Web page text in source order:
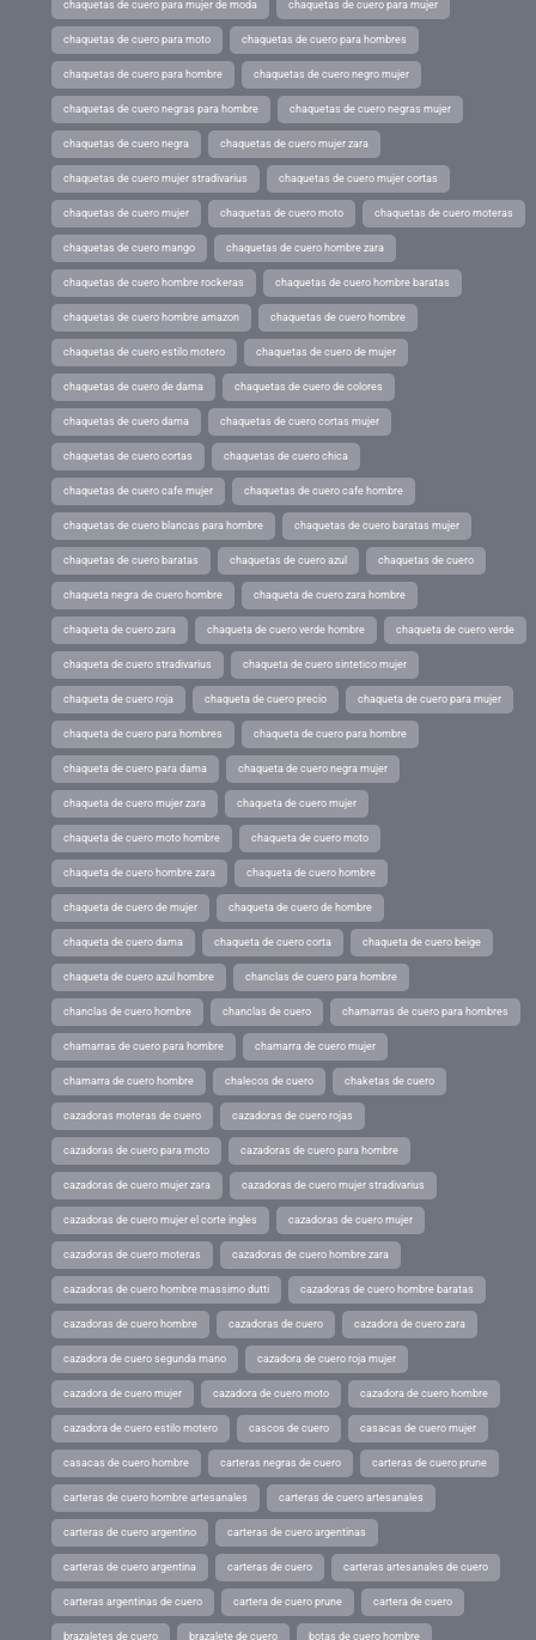
chaquetas de cuero para mujer de moda chaquetas de cuero para mujer
chaquetas de cuero para moto chaquetas de cuero para hombres
chaquetas de cuero para hombre chaquetas de cuero negro mujer
chaquetas de cuero negras para hombre chaquetas de cuero negras mujer
chaquetas de cuero negra chaquetas de cuero mujer zara
chaquetas de cuero mujer stradivarius chaquetas de cuero mujer cortas
chaquetas de cuero mujer chaquetas de cuero moto chaquetas de cuero moteras
chaquetas de cuero mango chaquetas de cuero hombre zara
chaquetas de cuero hombre rockeras chaquetas de cuero hombre baratas
chaquetas de cuero hombre amazon chaquetas de cuero hombre
chaquetas de cuero estilo motero chaquetas de cuero de mujer
chaquetas de cuero de dama chaquetas de cuero de colores
chaquetas de cuero dama chaquetas de cuero cortas mujer
chaquetas de cuero cortas chaquetas de cuero chica
chaquetas de cuero cafe mujer chaquetas de cuero cafe hombre
chaquetas de cuero blancas para hombre chaquetas de cuero baratas mujer
chaquetas de cuero baratas chaquetas de cuero azul chaquetas de cuero
chaqueta negra de cuero hombre chaqueta de cuero zara hombre
chaqueta de cuero zara chaqueta de cuero verde hombre chaqueta de cuero verde
chaqueta de cuero stradivarius chaqueta de cuero sintetico mujer
chaqueta de cuero roja chaqueta de cuero precio chaqueta de cuero para mujer
chaqueta de cuero para hombres chaqueta de cuero para hombre
chaqueta de cuero para dama chaqueta de cuero negra mujer
chaqueta de cuero mujer zara chaqueta de cuero mujer
chaqueta de cuero moto hombre chaqueta de cuero moto
chaqueta de cuero hombre zara chaqueta de cuero hombre
chaqueta de cuero de mujer chaqueta de cuero de hombre
chaqueta de cuero dama chaqueta de cuero corta chaqueta de cuero beige
chaqueta de cuero azul hombre chanclas de cuero para hombre
chanclas de cuero hombre chanclas de cuero chamarras de cuero para hombres
chamarras de cuero para hombre chamarra de cuero mujer
chamarra de cuero hombre chalecos de cuero chaketas de cuero
cazadoras moteras de cuero cazadoras de cuero rojas
cazadoras de cuero para moto cazadoras de cuero para hombre
cazadoras de cuero mujer zara cazadoras de cuero mujer stradivarius
cazadoras de cuero mujer el corte ingles cazadoras de cuero mujer
cazadoras de cuero moteras cazadoras de cuero hombre zara
cazadoras de cuero hombre massimo dutti cazadoras de cuero hombre baratas
cazadoras de cuero hombre cazadoras de cuero cazadora de cuero zara
cazadora de cuero segunda mano cazadora de cuero roja mujer
cazadora de cuero mujer cazadora de cuero moto cazadora de cuero hombre
cazadora de cuero estilo motero cascos de cuero casacas de cuero mujer
casacas de cuero hombre carteras negras de cuero carteras de cuero prune
carteras de cuero hombre artesanales carteras de cuero artesanales
carteras de cuero argentino carteras de cuero argentinas
carteras de cuero argentina carteras de cuero carteras artesanales de cuero
carteras argentinas de cuero cartera de cuero prune cartera de cuero
brazaletes de cuero brazalete de cuero botas de cuero hombre